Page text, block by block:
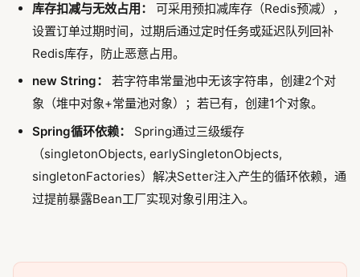
库存扣减与无效占用：
可采用预扣减库存（Redis预减），
设置订单过期时间，过期后通过定时任务或延迟队列回补
Redis库存，防止恶意占用。
new String：
若字符串常量池中无该字符串，创建2个对
象（堆中对象+常量池对象）；若已有，创建1个对象。
Spring循环依赖：
Spring通过三级缓存
（singletonObjects, earlySingletonObjects,
singletonFactories）解决Setter注入产生的循环依赖，通
过提前暴露Bean工厂实现对象引用注入。